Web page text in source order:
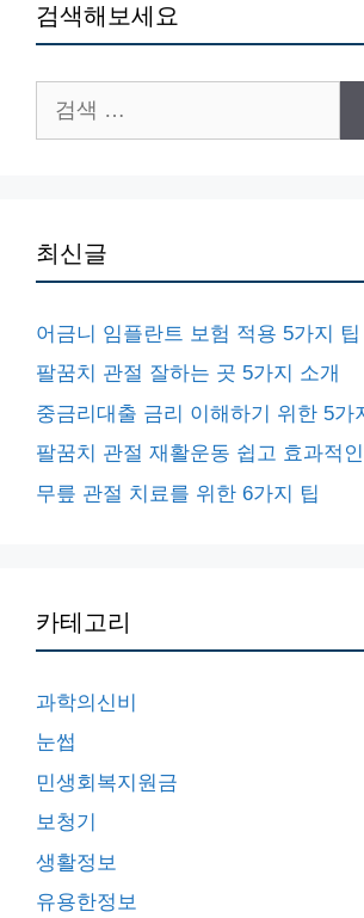
검색해보세요
색:
최신글
어금니 임플란트 보험 적용 5가지 팁
팔꿈치 관절 잘하는 곳 5가지 소개
중금리대출 금리 이해하기 위한 5가
팔꿈치 관절 재활운동 쉽고 효과적인
무릎 관절 치료를 위한 6가지 팁
카테고리
과학의신비
눈썹
민생회복지원금
보청기
생활정보
유용한정보